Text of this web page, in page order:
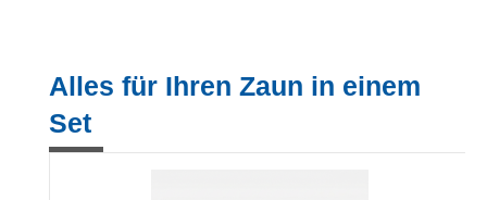
Produktgalerie überspringen
Alles für Ihren Zaun in einem
Set